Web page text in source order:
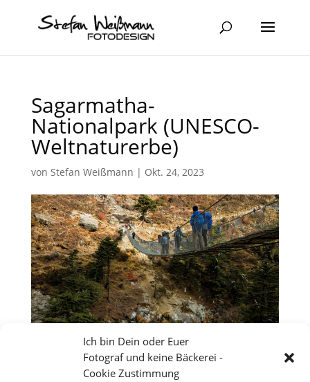
Ich bin Dein oder Euer
Fotograf und keine Bäckerei -
Cookie Zustimmung
Sagarmatha-
Nationalpark (UNESCO-
Weltnaturerbe)
von Stefan Weißmann | Okt. 24, 2023